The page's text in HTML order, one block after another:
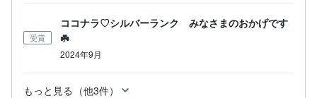
受賞
ココナラ♡シルバーランク みなさまのおかげです
☘️
2024年9月
もっと見る（他3件）